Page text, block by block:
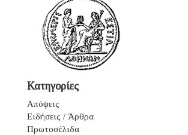
Κατηγορίες
Απόψεις
Ειδήσεις / Άρθρα
Πρωτοσέλιδα